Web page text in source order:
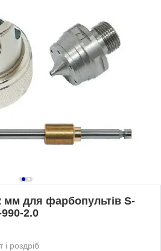
мм для фарбопультів S-
2.0
і роздріб